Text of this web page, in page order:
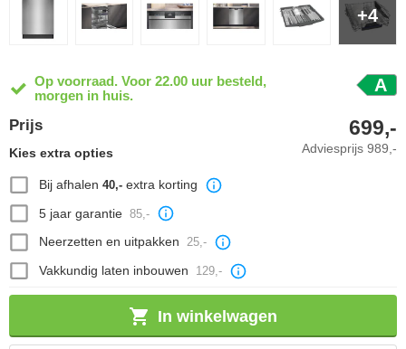
+4
Op voorraad. Voor 22.00 uur besteld,
morgen in huis.
A
Prijs
Adviesprijs 989,-
699,-
Kies extra opties
Bij afhalen 40,-extra korting
5 jaar garantie 85,-
Neerzetten en uitpakken 25,-
Vakkundig laten inbouwen 129,-
In winkelwagen